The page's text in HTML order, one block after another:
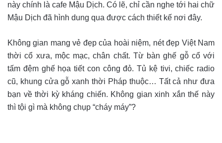
này chính là cafe Mậu Dịch. Có lẽ, chỉ cần nghe tới hai chữ
Mậu Dịch đã hình dung qua được cách thiết kế nơi đây.
Không gian mang vẻ đẹp của hoài niệm, nét đẹp Việt Nam
thời cổ xưa, mộc mạc, chân chất. Từ bàn ghế gỗ cổ với
tấm đệm ghế họa tiết con công đỏ. Tủ kệ tivi, chiếc radio
cũ, khung cửa gỗ xanh thời Pháp thuộc… Tất cả như đưa
bạn về thời kỳ kháng chiến. Không gian xinh xắn thế này
thì tội gì mà không chụp “cháy máy”?